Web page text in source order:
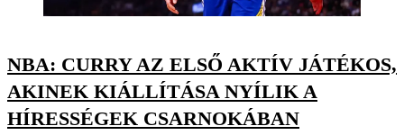
NBA: CURRY AZ ELSŐ AKTÍV JÁTÉKOS,
AKINEK KIÁLLÍTÁSA NYÍLIK A
HÍRESSÉGEK CSARNOKÁBAN